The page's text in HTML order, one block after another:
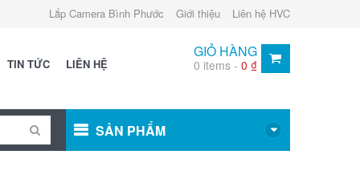
Lắp Camera Bình Phước Giới thiệu Liên hệ HVC
TIN TỨC LIÊN HỆ
GIỎ HÀNG
0 items -0 ₫
SẢN PHẨM